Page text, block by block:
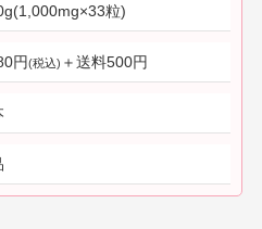
粒)
円(税込) ＋送料500円